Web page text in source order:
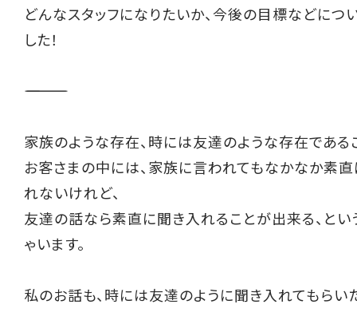
どんなスタッフになりたいか、今後の目標などにつ
した！
――――――――――
家族のような存在、時には友達のような存在である
お客さまの中には、家族に言われてもなかなか素
れないけれど、
友達の話なら素直に聞き入れることが出来る、とい
ゃいます。
私のお話も、時には友達のように聞き入れてもらい